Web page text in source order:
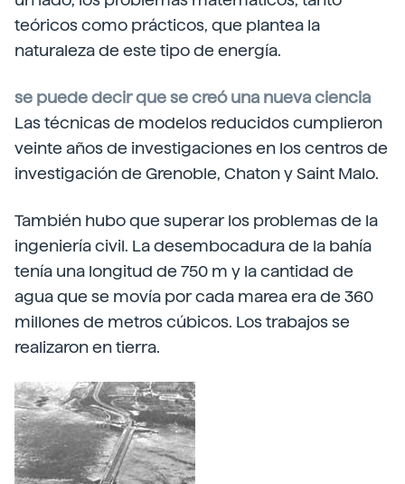
teóricos como prácticos, que plantea la
naturaleza de este tipo de energía.
se puede decir que se creó una nueva ciencia
Las técnicas de modelos reducidos cumplieron
veinte años de investigaciones en los centros de
investigación de Grenoble, Chaton y Saint Malo.
También hubo que superar los problemas de la
ingeniería civil. La desembocadura de la bahía
tenía una longitud de 750 m y la cantidad de
agua que se movía por cada marea era de 360
millones de metros cúbicos. Los trabajos se
realizaron en tierra.